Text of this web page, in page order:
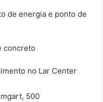
de energia e ponto de
concreto
no Lar Center
500